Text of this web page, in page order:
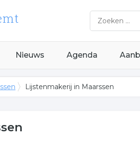
Nieuws Agenda
Lijstenmakerij in Maarssen